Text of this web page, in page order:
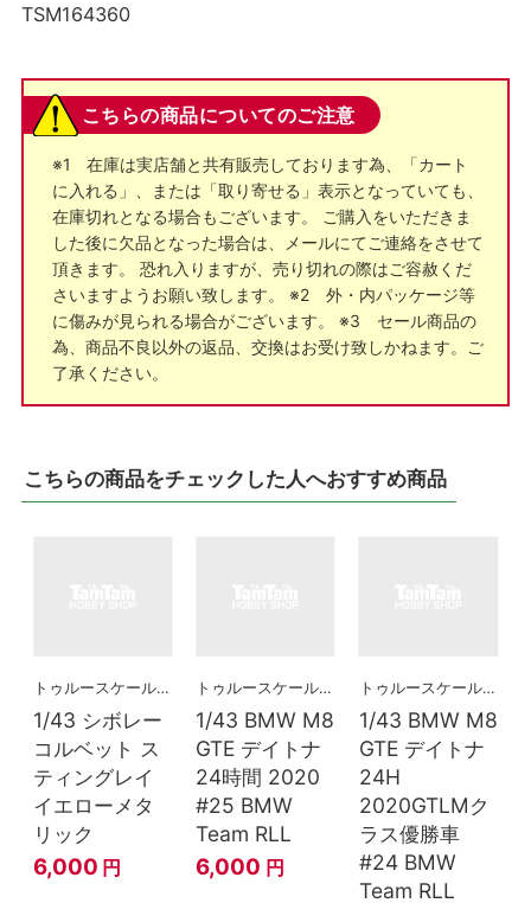
TSM164360
こちらの商品についてのご注意
※1 在庫は実店舗と共有販売しております為、「カート
に入れる」、または「取り寄せる」表示となっていても、
在庫切れとなる場合もございます。 ご購入をいただきま
した後に欠品となった場合は、メールにてご連絡をさせて
頂きます。 恐れ入りますが、売り切れの際はご容赦くだ
さいますようお願い致します。 ※2 外・内パッケージ等
に傷みが見られる場合がございます。 ※3 セール商品の
為、商品不良以外の返品、交換はお受け致しかねます。ご
了承ください。
こちらの商品をチェックした人へおすすめ商品
トゥルースケールミニチュアズ
1/43 シボレー
コルベット ス
ティングレイ
イエローメタ
リック
6,000 円
トゥルースケールミニチュアズ
1/43 BMW M8
GTE デイトナ
24時間 2020
#25 BMW
Team RLL
6,000 円
トゥルースケールミニチュアズ
1/43 BMW M8
GTE デイトナ
24H
2020GTLMク
ラス優勝車
#24 BMW
Team RLL